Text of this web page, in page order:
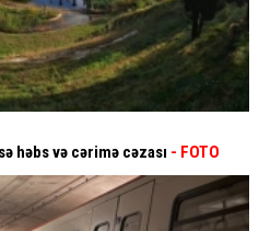
həbs və cərimə cəzası - FOTO